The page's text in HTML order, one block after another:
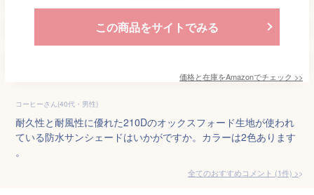
この商品をサイトでみる
価格と在庫をAmazonでチェック >>
コーヒーさん(40代・男性)
耐久性と耐風性に優れた210Dのオックスフォード生地が使われ
ている防水サンシェードはいかがですか。カラーは2色あります
。
全てのおすすめコメント (1件) >